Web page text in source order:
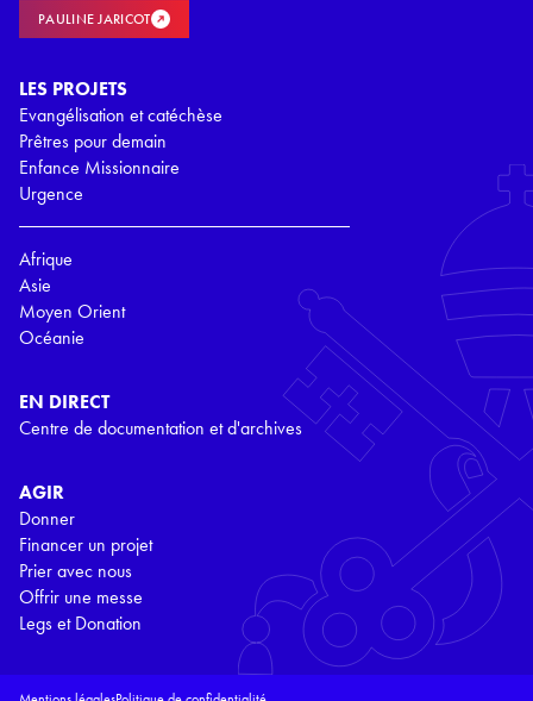
PAULINE JARICOT
LES PROJETS
Evangélisation et catéchèse
Prêtres pour demain
Enfance Missionnaire
Urgence
Afrique
Asie
Moyen Orient
Océanie
EN DIRECT
Centre de documentation et d'archives
AGIR
Donner
Financer un projet
Prier avec nous
Offrir une messe
Legs et Donation